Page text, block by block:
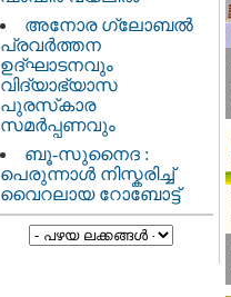
അനോര ഗ്ലോബൽ
പ്രവർത്തന
ഉദ്ഘാടനവും
വിദ്യാഭ്യാസ
പുരസ്‌കാര
സമർപ്പണവും
ബൂ-സുനൈദ :
പെരുന്നാൾ നിസ്കരിച്ച്
വൈറലായ റോബോട്ട്